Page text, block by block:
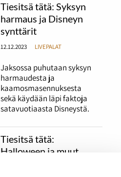
Tiesitsä tätä: Syksyn
harmaus ja Disneyn
synttärit
12.12.2023 LIVEPALAT
Jaksossa puhutaan syksyn
harmaudesta ja
kaamosmasennuksesta
sekä käydään läpi faktoja
satavuotiaasta Disneystä.
Tiesitsä tätä:
Halloween ja muut